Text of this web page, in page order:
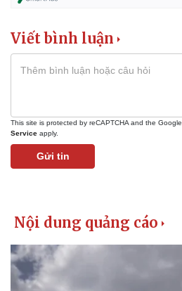
Viết bình luận
This site is protected by reCAPTCHA and the Google
Service apply.
Gửi tin